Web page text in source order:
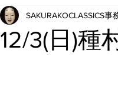
12/3(日)種
SAKURAKOCLASSICS事